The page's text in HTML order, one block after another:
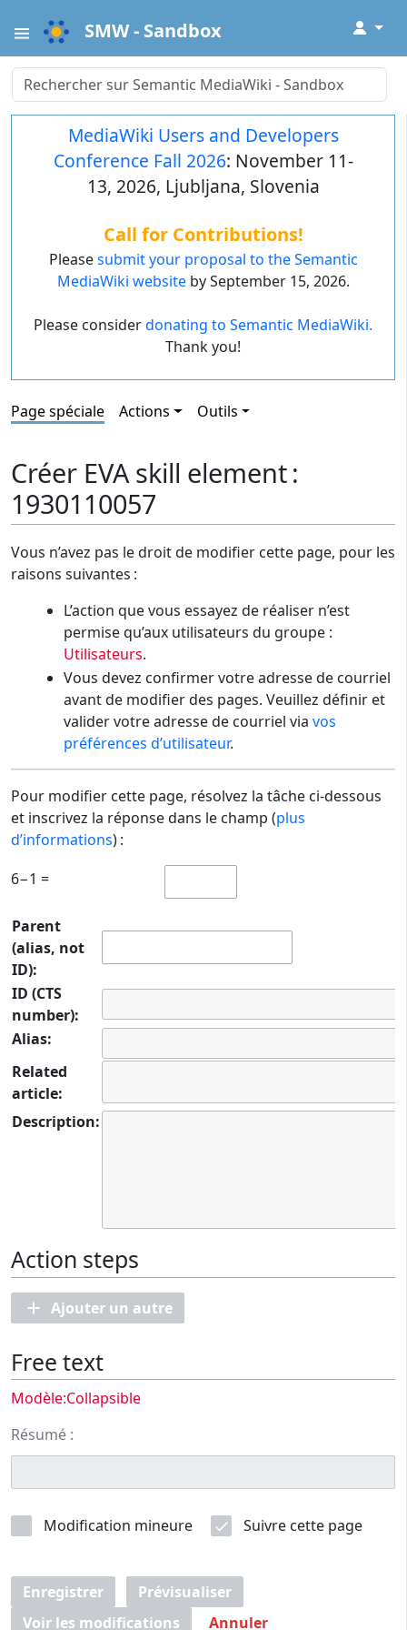
SMW - Sandbox ↓
MediaWiki Users and Developers
Conference Fall 2026: November 11-
13, 2026, Ljubljana, Slovenia
Call for Contributions!
Pleasesubmit your proposal to the Semantic
MediaWiki websiteby September 15, 2026.
Please considerdonating to Semantic MediaWiki.
Thank you!
Page spéciale Actions Outils
Créer EVA skill element :
1930110057
Vous n’avez pas le droit de modifier cette page, pour les
raisons suivantes :
L’action que vous essayez de réaliser n’est
permise qu’aux utilisateurs du groupe :
Utilisateurs.
Vous devez confirmer votre adresse de courriel
avant de modifier des pages. Veuillez définir et
valider votre adresse de courriel via vos
préférences d’utilisateur.
Pour modifier cette page, résolvez la tâche ci-dessous
et inscrivez la réponse dans le champ (plus
d’informations) :
6−1 =
Parent
(alias, not
ID):
ID (CTS
number):
Alias:
Related
article:
Description:
Action steps
Ajouter un autre
Free text
Modèle:Collapsible
Résumé :
Modification mineure Suivre cette page
Enregistrer
Prévisualiser
Voir les modifications
Annuler